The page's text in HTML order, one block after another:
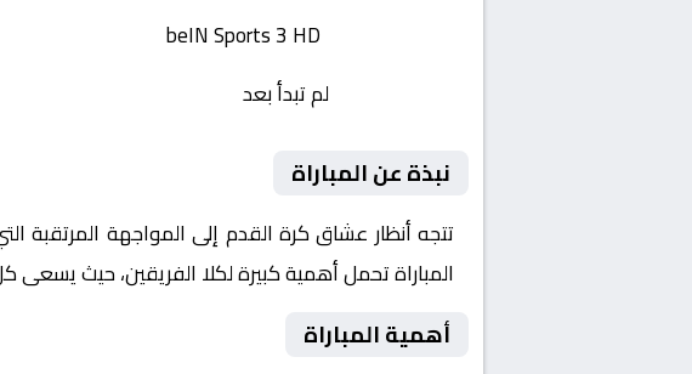
لم تبدأ بعد
نبذة عن المباراة
تتجه أنظار عشاق كرة القدم إلى المواجهة المرتقبة
المباراة تحمل أهمية كبيرة لكلا الفريقين، حيث يسعى
أهمية المباراة